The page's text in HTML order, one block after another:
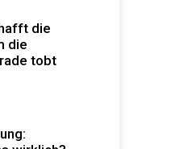
die
die
tobt